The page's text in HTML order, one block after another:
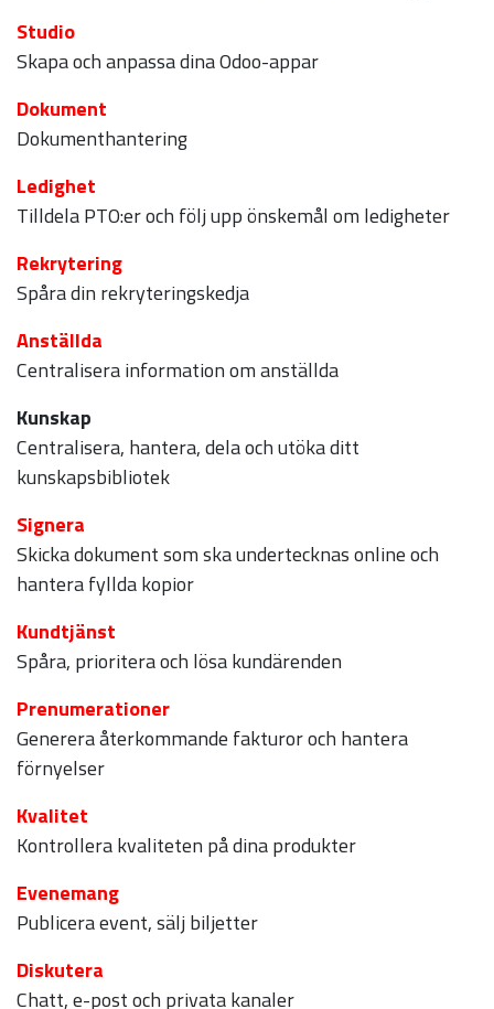
Studio
Skapa och anpassa dina Odoo-appar
Dokument
Dokumenthantering
Ledighet
Tilldela PTO:er och följ upp önskemål om ledigheter
Rekrytering
Spåra din rekryteringskedja
Anställda
Centralisera information om anställda
Kunskap
Centralisera, hantera, dela och utöka ditt
kunskapsbibliotek
Signera
Skicka dokument som ska undertecknas online och
hantera fyllda kopior
Kundtjänst
Spåra, prioritera och lösa kundärenden
Prenumerationer
Generera återkommande fakturor och hantera
förnyelser
Kvalitet
Kontrollera kvaliteten på dina produkter
Evenemang
Publicera event, sälj biljetter
Diskutera
Chatt, e-post och privata kanaler